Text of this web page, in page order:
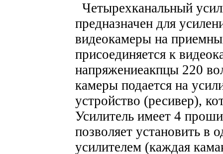
Четырехканальный
предназначен для
видеокамеры на
присоединяется к
напряжениеакпцы 220
камеры подается на
устройство (ресивер),
Усилитель имеет 4
позволяет установить
усилителем (каждая